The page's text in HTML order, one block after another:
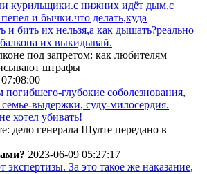
курильщики.с нижних идёт дым,с
и бычки.что делать,куда
и бить их нельзя,а как дышать?реально
балкона их выкидывай.
под запретом: как любителям
штрафы
погибшего-глубокие соболезнования,
семье-выдержки, суду-милосердия.
хотел убивать!
дело генерала Шулте передано в
2023-06-09 05:27:17
экспертизы. За это такое же наказание,